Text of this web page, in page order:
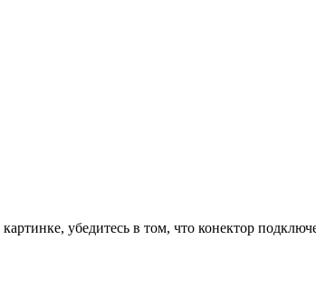
убедитесь в том, что конектор